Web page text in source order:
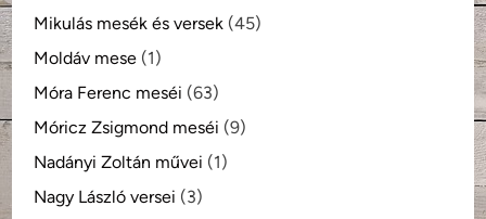
Mikulás mesék és versek (45)
Moldáv mese (1)
Móra Ferenc meséi (63)
Móricz Zsigmond meséi (9)
Nadányi Zoltán művei (1)
Nagy László versei (3)